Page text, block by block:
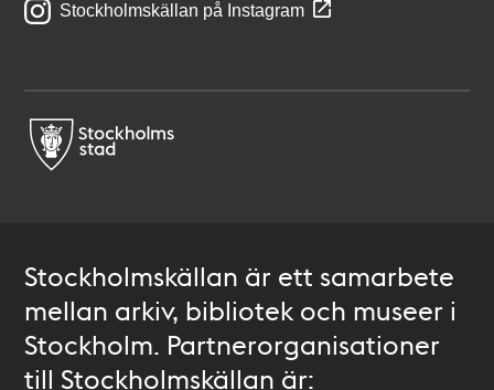
Stockholmskällan på Instagram
Stockholmskällan är ett samarbete
mellan arkiv, bibliotek och museer i
Stockholm. Partnerorganisationer
till Stockholmskällan är: